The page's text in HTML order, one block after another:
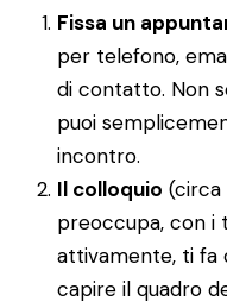
Fissa un
per telefono,
di contatto. Non
puoi
incontro.
Il colloquio
preoccupa, con i
attivamente, ti fa
capire il quadro